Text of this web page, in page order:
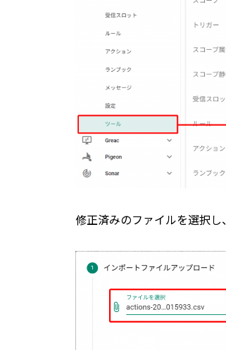
修正済みのファイルを選択し